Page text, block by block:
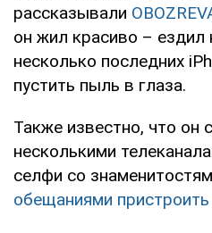
рассказывали
он жил красиво – ездил
несколько последних
пустить пыль в глаза.
Также известно, что он
несколькими
селфи со
обещаниями